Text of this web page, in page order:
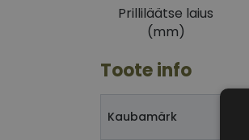
Prilliläätse laius
(mm)
Toote info
Kaubamärk